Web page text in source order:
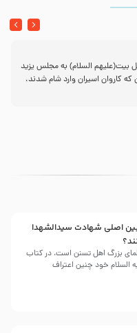
بیت‌(علیهم السلام) به مجلس یزید
كاروان اسیران وارد شام شدند،
اصلی شهادت سیدالشهدا
بزرگ اهل تسنن است، در کتاب
‌السلام خود چنین اعتراف